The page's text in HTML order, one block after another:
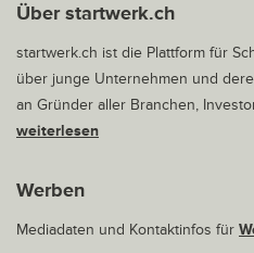
Über startwerk.ch
startwerk.ch ist die Plattform für
über junge Unternehmen und
an Gründer aller Branchen,
weiterlesen
Werben
Mediadaten und Kontaktinfos für